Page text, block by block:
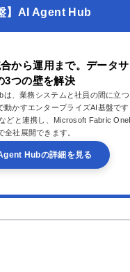
】AI Agent Hub
から運用まで。データ
3つの壁を解決
は、業務システムと社員の間に立
動かすエンタープライズAI基盤で
どと連携し、Microsoft Fabric
全社展開できます。
Hubの詳細を見る